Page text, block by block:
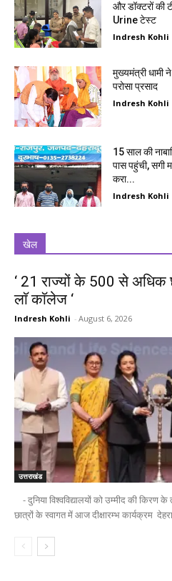
और डॉक्टरों की
Urine टेस्ट
Indresh Kohli
मुख्यमंत्री धामी
परोसा प्रसाद
Indresh Kohli
15 साल की
पास पहुंची, सगी
करा...
Indresh Kohli
खेल
‘ 21 राज्यों के 500 से अधिक
लाॅ काॅलेज ‘
Indresh Kohli - August 6, 2026
उत्तराखंड
- दुनिया विश्वविद्यालयों को उम्मीद की किरण
छात्रों के स्वागत में आज दीक्षारम्भ कार्यक्रम